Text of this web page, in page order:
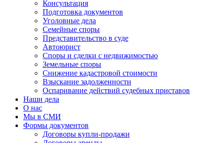
Консультация
Подготовка документов
Уголовные дела
Семейные споры
Представительство в суде
Автоюрист
Споры и сделки с недвижимостью
Земельные споры
Снижение кадастровой стоимости
Взыскание задолженности
Оспаривание действий судебных приставов
Наши дела
О нас
Мы в СМИ
Формы документов
Договоры купли-продажи